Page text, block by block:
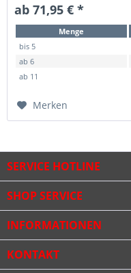
ab 71,95 € *
Menge
bis 5
ab 6
ab 11
Merken
SERVICE HOTLINE
SHOP SERVICE
INFORMATIONEN
KONTAKT